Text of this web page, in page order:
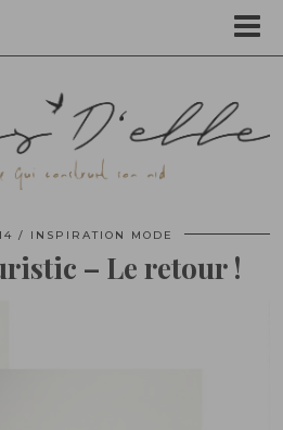
INSPIRATION MODE
– Le retour !